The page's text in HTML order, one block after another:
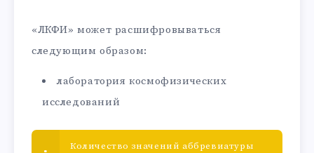
«ЛКФИ» может расшифровываться
следующим образом:
лаборатория космофизических
исследований
Количество значений аббревиатуры